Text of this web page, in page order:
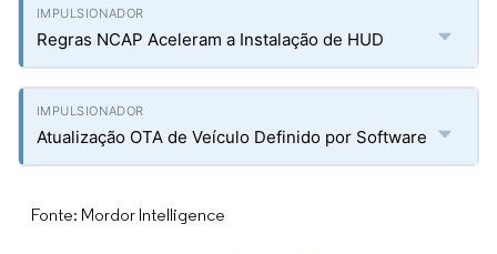
Regras NCAP Aceleram a Instalação de HUD
Atualização OTA de Veículo Definido por Software
Fonte: Mordor Intelligence